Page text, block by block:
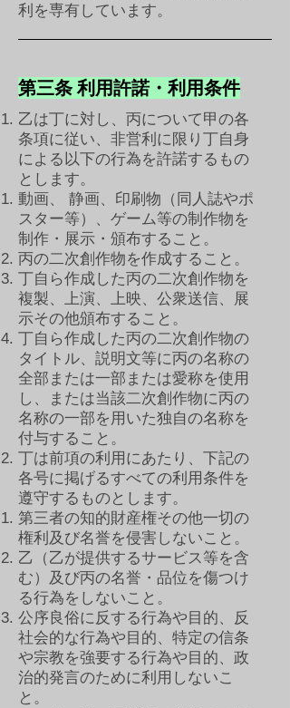
利を専有しています。
第三条 利用許諾・利用条件
乙は丁に対し、丙について甲の各
条項に従い、非営利に限り丁自身
による以下の行為を許諾するもの
とします。
動画、 静画、印刷物（同人誌やポ
スター等）、ゲーム等の制作物を
制作・展示・頒布すること。​​
丙の二次創作物を作成すること。
丁自ら作成した丙の二次創作物を
複製、上演、上映、公衆送信、展
示その他頒布すること。
丁自ら作成した丙の二次創作物の
タイトル、説明文等に丙の名称の
全部または一部または愛称を使用
し、または当該二次創作物に丙の
名称の一部を用いた独自の名称を
付与すること。
丁は前項の利用にあたり、下記の
各号に掲げるすべての利用条件を
遵守するものとします。
第三者の知的財産権その他一切の
権利及び名誉を侵害しないこと。​
乙（乙が提供するサービス等を含
む）及び丙の名誉・品位を傷つけ
る行為をしないこと。
公序良俗に反する行為や目的、反
社会的な行為や目的、特定の信条
や宗教を強要する行為や目的、政
治的発言のために利用しないこ
と。